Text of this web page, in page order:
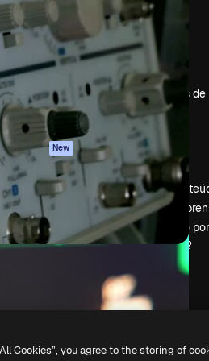
Academy
Documentação
Atendimento
Termos e
condições
Política de
privacidade
Originais New
Política de cookies
Central de
confiabilidade
Afiliados
Empresas
Preços
Sobre nós
Reviews
Emprego
Tendências de
pesquisa
Blog
Eventos
Slidesgo
Vender
Sala de
Procurando por
magnific.ai?
Cookies”, you agree to the storing of